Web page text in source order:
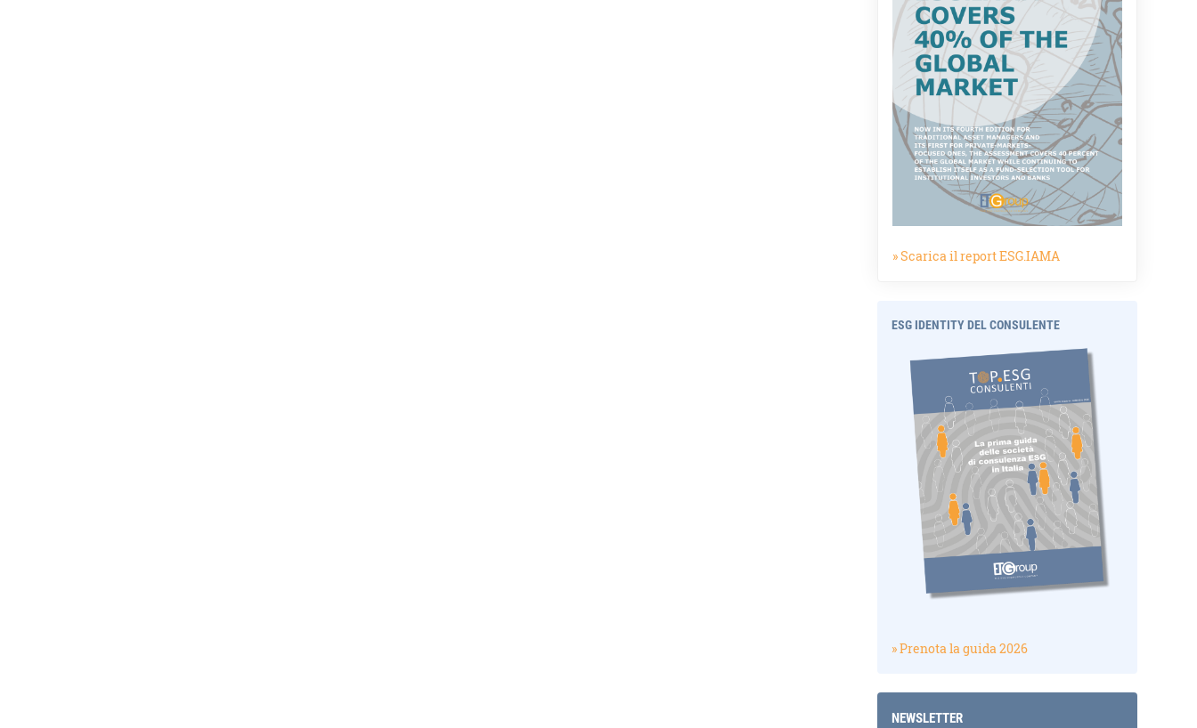
» Scarica il report ESG.IAMA
ESG IDENTITY DEL CONSULENTE
» Prenota la guida 2026
NEWSLETTER